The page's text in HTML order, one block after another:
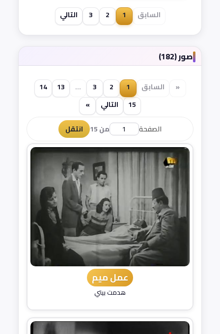
السابق 1
2
3 التالي
صور (182)
« السابق 1
2
3
...
13
14
15
التالي
»
الصفحة
من 15 انتقل
عمل ميم
هدمت بيتي